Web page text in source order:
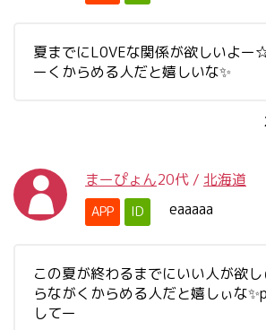
夏までにL0VEな関係が欲しいよー
ーくからめる人だと嬉しいな✨
まーぴょん20代 / 北海道
APP ID eaaaaa
この夏が終わるまでにいい人が欲
らながくからめる人だと嬉しぃな
してー